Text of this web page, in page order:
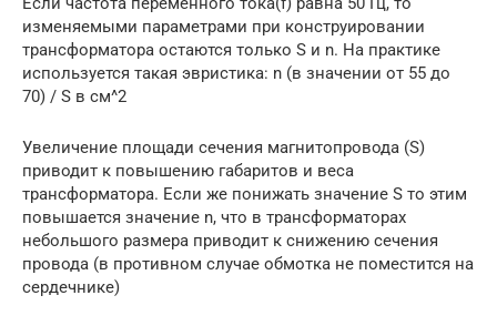
изменяемыми параметрами при конструировании
трансформатора остаются только S и n. На практике
используется такая эвристика: n (в значении от 55 до
70) / S в см^2
Увеличение площади сечения магнитопровода (S)
приводит к повышению габаритов и веса
трансформатора. Если же понижать значение S то этим
повышается значение n, что в трансформаторах
небольшого размера приводит к снижению сечения
провода (в противном случае обмотка не поместится на
сердечнике)